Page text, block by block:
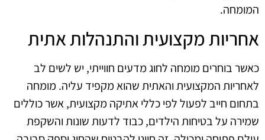
המומחה.
אחריות מקצועית והתנהלות אתית
כאשר בוחרים מומחה לחוג מדעים חווייתי, יש לשים לב
לאחריות המקצועית והאתית שהוא מקפיד עליה. מומחה
בתחום חייב לפעול לפי כללי אתיקה מקצועית, אשר כוללים
שמירה על בטיחות הילדים, כבוד לדעות שונות והשקפת